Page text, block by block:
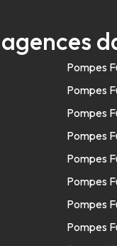
7
-
Pompes
Pompes
Pompes
Pompes
Pompes
Pompes
Pompes
Pompes